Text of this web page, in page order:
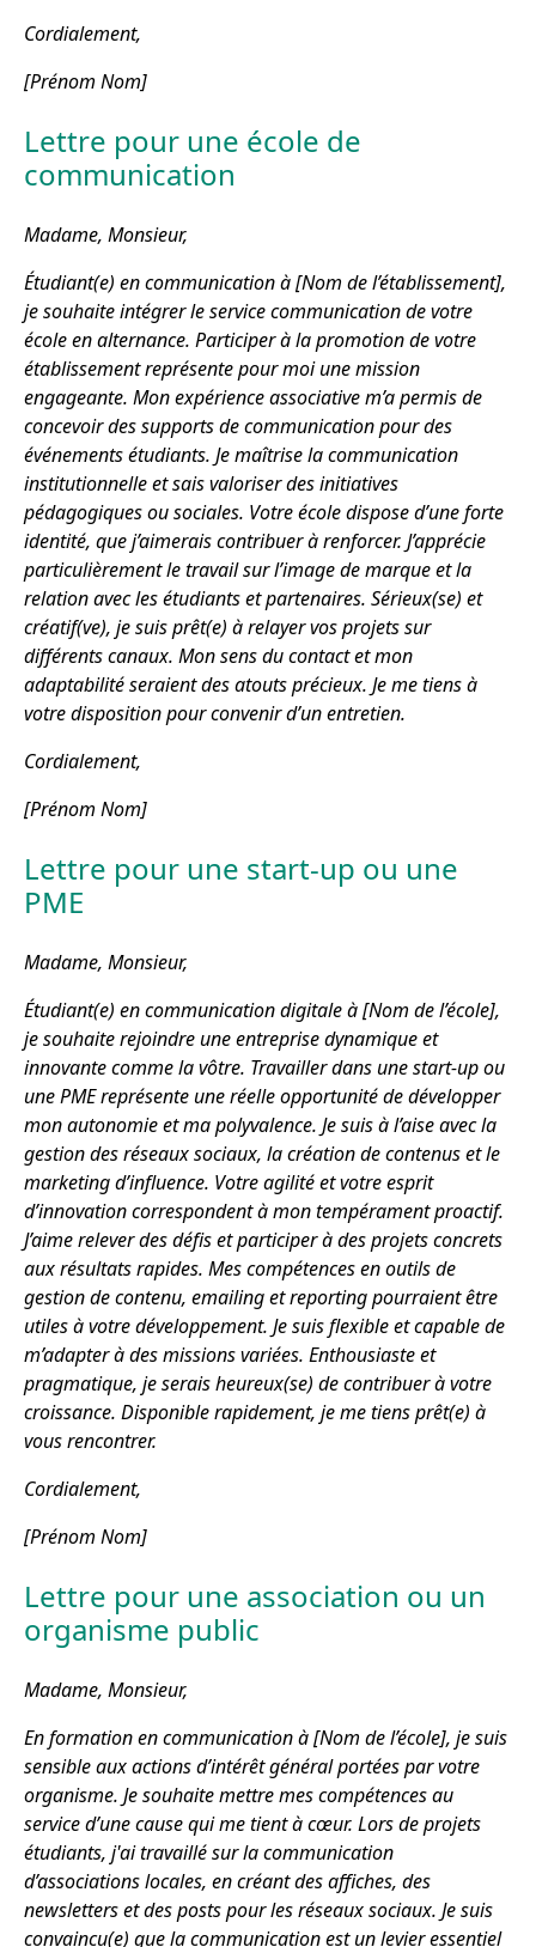
Cordialement,
[Prénom Nom]
Lettre pour une école de
communication
Madame, Monsieur,
Étudiant(e) en communication à [Nom de l’établissement],
je souhaite intégrer le service communication de votre
école en alternance. Participer à la promotion de votre
établissement représente pour moi une mission
engageante. Mon expérience associative m’a permis de
concevoir des supports de communication pour des
événements étudiants. Je maîtrise la communication
institutionnelle et sais valoriser des initiatives
pédagogiques ou sociales. Votre école dispose d’une forte
identité, que j’aimerais contribuer à renforcer. J’apprécie
particulièrement le travail sur l’image de marque et la
relation avec les étudiants et partenaires. Sérieux(se) et
créatif(ve), je suis prêt(e) à relayer vos projets sur
différents canaux. Mon sens du contact et mon
adaptabilité seraient des atouts précieux. Je me tiens à
votre disposition pour convenir d’un entretien.
Cordialement,
[Prénom Nom]
Lettre pour une start-up ou une
PME
Madame, Monsieur,
Étudiant(e) en communication digitale à [Nom de l’école],
je souhaite rejoindre une entreprise dynamique et
innovante comme la vôtre. Travailler dans une start-up ou
une PME représente une réelle opportunité de développer
mon autonomie et ma polyvalence. Je suis à l’aise avec la
gestion des réseaux sociaux, la création de contenus et le
marketing d’influence. Votre agilité et votre esprit
d’innovation correspondent à mon tempérament proactif.
J’aime relever des défis et participer à des projets concrets
aux résultats rapides. Mes compétences en outils de
gestion de contenu, emailing et reporting pourraient être
utiles à votre développement. Je suis flexible et capable de
m’adapter à des missions variées. Enthousiaste et
pragmatique, je serais heureux(se) de contribuer à votre
croissance. Disponible rapidement, je me tiens prêt(e) à
vous rencontrer.
Cordialement,
[Prénom Nom]
Lettre pour une association ou un
organisme public
Madame, Monsieur,
En formation en communication à [Nom de l’école], je suis
sensible aux actions d’intérêt général portées par votre
organisme. Je souhaite mettre mes compétences au
service d’une cause qui me tient à cœur. Lors de projets
étudiants, j'ai travaillé sur la communication
d’associations locales, en créant des affiches, des
newsletters et des posts pour les réseaux sociaux. Je suis
convaincu(e) que la communication est un levier essentiel